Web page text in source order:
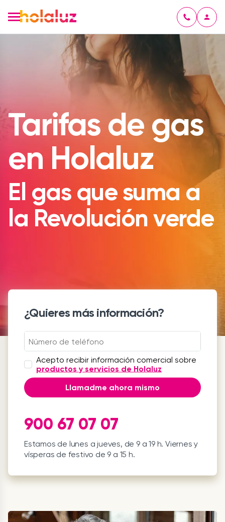
Tarifas de gas
en Holaluz
El gas que suma a
la Revolución verde
¿Quieres más información?
Acepto recibir información comercial sobre
productos y servicios de Holaluz
Llamadme ahora mismo
900 67 07 07
Estamos de lunes a jueves, de 9 a 19 h. Viernes y
vísperas de festivo de 9 a 15 h.